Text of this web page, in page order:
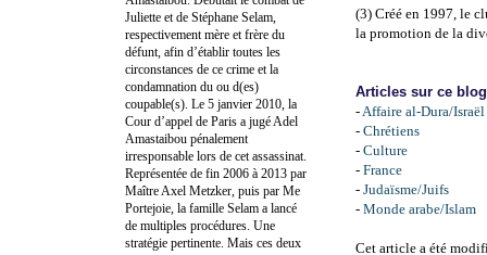
(3) Créé en 1997, le
la promotion de la
Articles sur ce
- Affaire al-Dura/Israël
- Chrétiens
- Culture
- France
- Judaïsme/Juifs
- Monde arabe/Islam
Cet article a été
Juliette et de Stéphane Selam,
respectivement mère et frère du
défunt, afin d’établir toutes les
circonstances de ce crime et la
condamnation du ou d(es)
coupable(s). Le 5 janvier 2010, la
Cour d’appel de Paris a jugé Adel
Amastaibou pénalement
irresponsable lors de cet assassinat.
Représentée de fin 2006 à 2013 par
Maître Axel Metzker, puis par Me
Portejoie, la famille Selam a lancé
de multiples procédures. Une
stratégie pertinente. Mais ces deux